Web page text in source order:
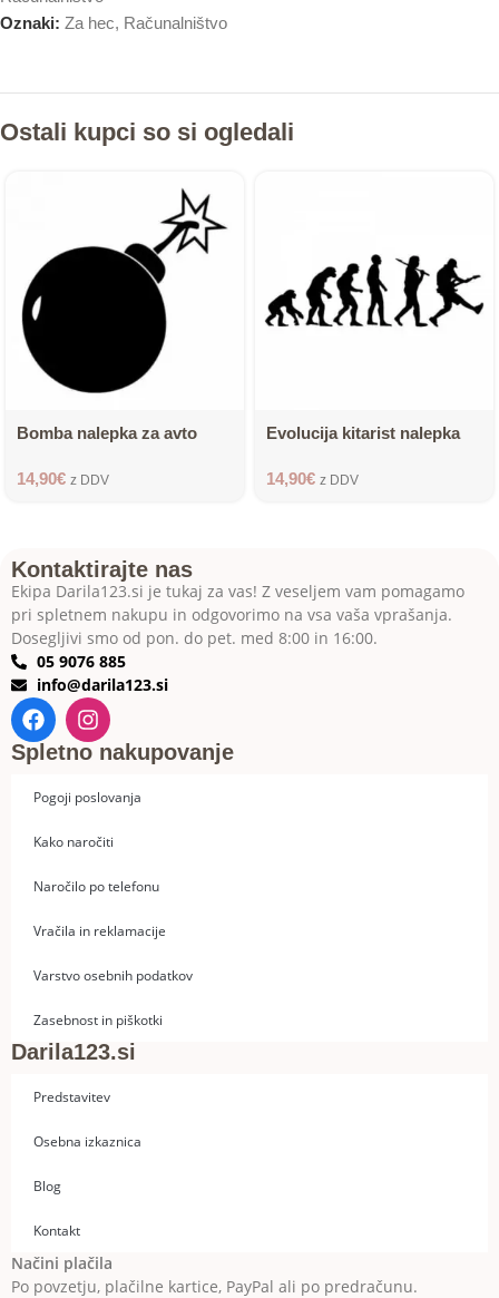
Oznaki: Za hec, Računalništvo
Ostali kupci so si ogledali
Bomba nalepka za avto
14,90€ z DDV
Evolucija kitarist nalepka
14,90€ z DDV
Kontaktirajte nas
Ekipa Darila123.si je tukaj za vas! Z veseljem vam pomagamo
pri spletnem nakupu in odgovorimo na vsa vaša vprašanja.
Dosegljivi smo od pon. do pet. med 8:00 in 16:00.
05 9076 885
info@darila123.si
Spletno nakupovanje
Pogoji poslovanja
Kako naročiti
Naročilo po telefonu
Vračila in reklamacije
Varstvo osebnih podatkov
Zasebnost in piškotki
Darila123.si
Predstavitev
Osebna izkaznica
Blog
Kontakt
Načini plačila
Po povzetju, plačilne kartice, PayPal ali po predračunu.